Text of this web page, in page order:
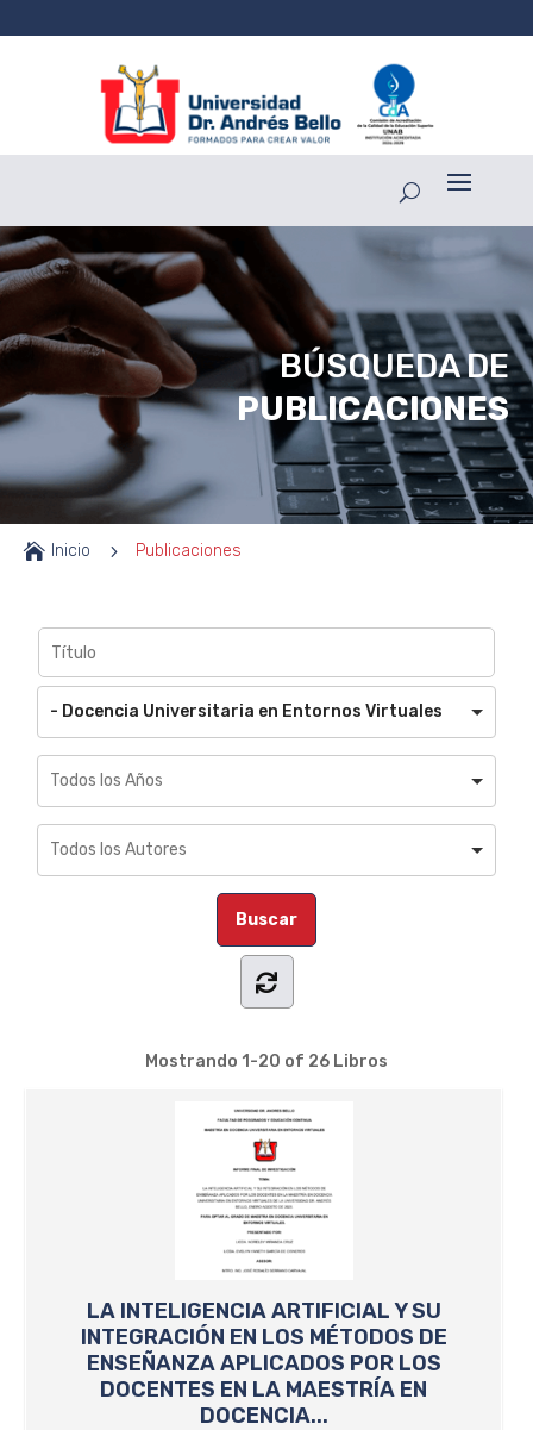
BÚSQUEDA DE
PUBLICACIONES
 Inicio 5 Publicaciones
- Docencia Universitaria en Entornos Virtuales
Mostrando 1-20 of 26 Libros
LA INTELIGENCIA ARTIFICIAL Y SU
INTEGRACIÓN EN LOS MÉTODOS DE
ENSEÑANZA APLICADOS POR LOS
DOCENTES EN LA MAESTRÍA EN
DOCENCIA...